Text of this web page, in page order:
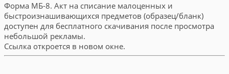
Форма МБ-8. Акт на списание малоценных и
быстроизнашивающихся предметов (образец/бланк)
доступен для бесплатного скачивания после просмотра
небольшой рекламы.
Ссылка откроется в новом окне.